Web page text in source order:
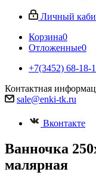
Личный
Корзина0
Отложенные0
+7(3452) 68-18-
Контактная
sale@enki-tk.ru
Вконтакте
Ванночка
малярная